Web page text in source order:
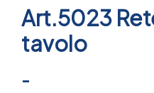
Art.5023
tavolo
-